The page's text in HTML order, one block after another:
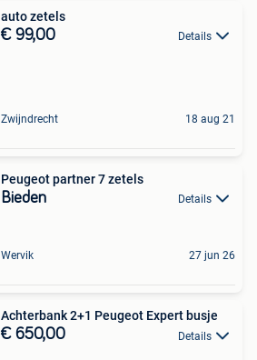
auto zetels
€ 99,00 Details
Zwijndrecht 18 aug 21
Peugeot partner 7 zetels
Bieden Details
Wervik 27 jun 26
Achterbank 2+1 Peugeot Expert busje
€ 650,00 Details